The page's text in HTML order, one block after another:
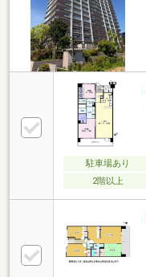
駐車場あり
2階以上